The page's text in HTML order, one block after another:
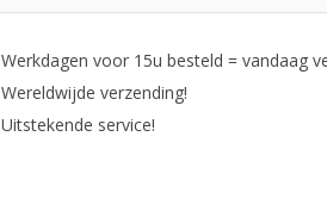
Werkdagen voor 15u besteld = vandaag
Wereldwijde verzending!
Uitstekende service!